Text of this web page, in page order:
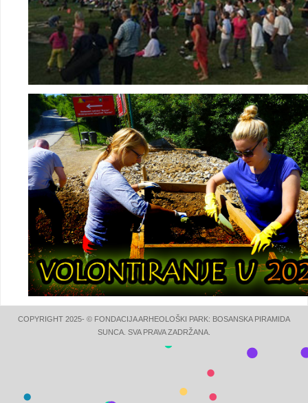
COPYRIGHT 2025- © FONDACIJA ARHEOLOŠKI PARK: BOSANSKA PIRAMIDA
SUNCA. SVA PRAVA ZADRŽANA.